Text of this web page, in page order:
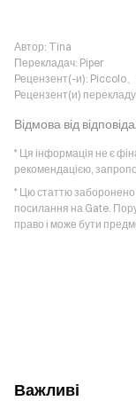
Автор: Tina
Перекладач: Piper
Рецензент(-и): Piccolo
Рецензент(и)
Відмова від
* Ця інформація не є
рекомендацією,
* Цю статтю заборонено
посилання на Gate.
право і може бути
Важливі